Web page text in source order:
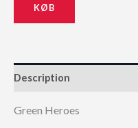
KØB
Description
Green Heroes